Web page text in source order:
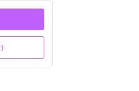
コーディネート特集
ート